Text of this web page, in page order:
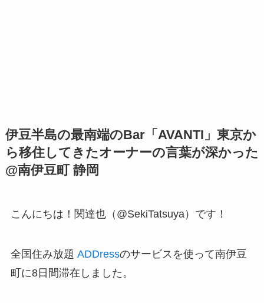
伊豆半島の最南端のBar「AVANTI」東京か
ら移住してきたオーナーの言葉が深かった
@南伊豆町 静岡
こんにちは！関達也（@SekiTatsuya）です！
全国住み放題 ADDressのサービスを使って南伊豆
町に8日間滞在しました。